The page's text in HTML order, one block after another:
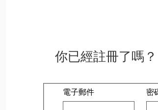
你已經註冊了嗎？
登入：使用者和密碼
電子郵件 密